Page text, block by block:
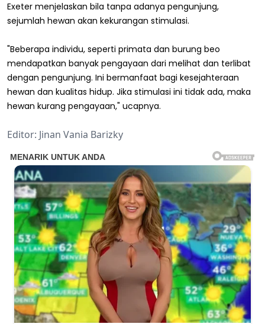
Exeter menjelaskan bila tanpa adanya pengunjung,
sejumlah hewan akan kekurangan stimulasi.
"Beberapa individu, seperti primata dan burung beo
mendapatkan banyak pengayaan dari melihat dan terlibat
dengan pengunjung. Ini bermanfaat bagi kesejahteraan
hewan dan kualitas hidup. Jika stimulasi ini tidak ada, maka
hewan kurang pengayaan," ucapnya.
Editor: Jinan Vania Barizky